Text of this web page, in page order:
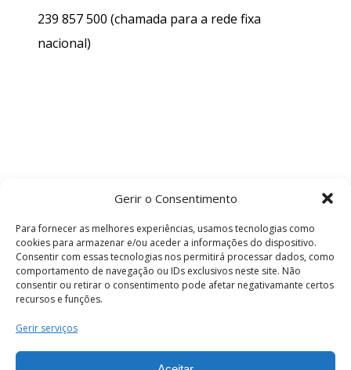
Gerir o Consentimento
Para fornecer as melhores experiências, usamos tecnologias como
cookies para armazenar e/ou aceder a informações do dispositivo.
Consentir com essas tecnologias nos permitirá processar dados, como
comportamento de navegação ou IDs exclusivos neste site. Não
consentir ou retirar o consentimento pode afetar negativamante certos
recursos e funções.
Gerir serviços
239 857 500 (chamada para a rede fixa
nacional)
Termos e Condições